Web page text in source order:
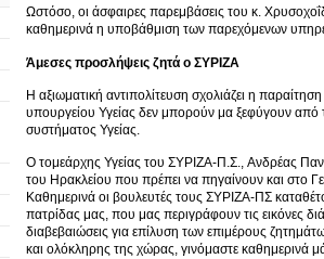
Ωστόσο, οι άσφαιρες παρεμβάσεις του κ.
καθημερινά η υποβάθμιση των παρεχόμενων
Άμεσες προσλήψεις ζητά ο ΣΥΡΙΖΑ
Η αξιωματική αντιπολίτευση σχολιάζει η
υπουργείου Υγείας δεν μπορούν μα ξεφύγουν από
συστήματος Υγείας.
Ο τομεάρχης Υγείας του ΣΥΡΙΖΑ-Π.Σ., Ανδρέας
του Ηρακλείου που πρέπει να πηγαίνουν και στο
Καθημερινά οι βουλευτές τους ΣΥΡΙΖΑ-ΠΣ
πατρίδας μας, που μας περιγράφουν τις εικόνες
διαβεβαιώσεις για επίλυση των επιμέρους
και ολόκληρης της χώρας, γινόμαστε καθημερινά